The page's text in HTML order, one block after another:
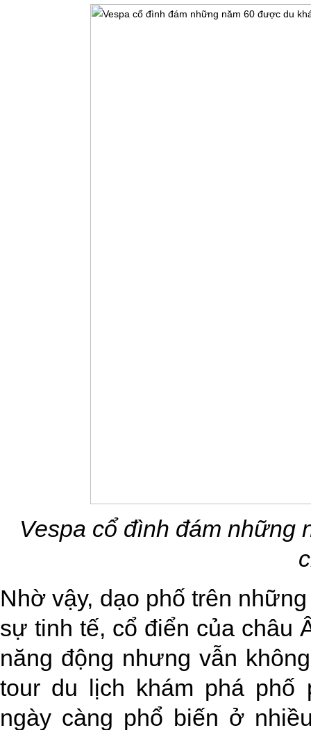
Vespa cổ đình đám những
Nhờ vậy, dạo phố trên
sự tinh tế, cổ điển của châu
năng động nhưng vẫn
tour du lịch khám phá phố
ngày càng phổ biến ở